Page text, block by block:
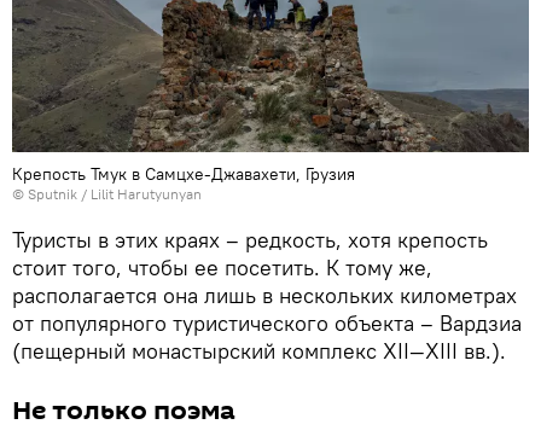
Крепость Тмук в Самцхе-Джавахети, Грузия
© Sputnik / Lilit Harutyunyan
Туристы в этих краях – редкость, хотя крепость
стоит того, чтобы ее посетить. К тому же,
располагается она лишь в нескольких километрах
от популярного туристического объекта – Вардзиа
(пещерный монастырский комплекс XII—XIII вв.).
Не только поэма